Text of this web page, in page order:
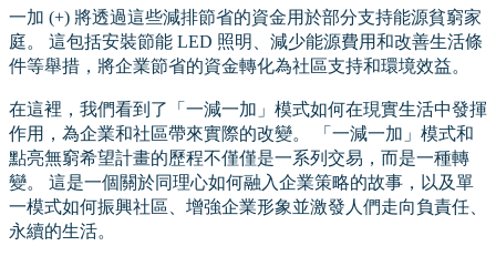
一加 (+) 將透過這些減排節省的資金用於部分支持能源貧窮家
庭。 這包括安裝節能 LED 照明、減少能源費用和改善生活條
件等舉措，將企業節省的資金轉化為社區支持和環境效益。
在這裡，我們看到了「一減一加」模式如何在現實生活中發揮
作用，為企業和社區帶來實際的改變。 「一減一加」模式和
點亮無窮希望計畫的歷程不僅僅是一系列交易，而是一種轉
變。 這是一個關於同理心如何融入企業策略的故事，以及單
一模式如何振興社區、增強企業形象並激發人們走向負責任、
永續的生活。